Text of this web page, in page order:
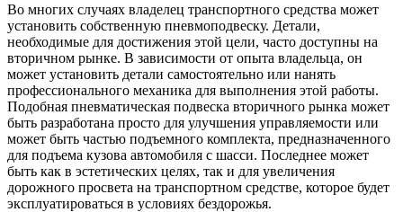
Во многих случаях владелец транспортного средства может
установить собственную пневмоподвеску. Детали,
необходимые для достижения этой цели, часто доступны на
вторичном рынке. В зависимости от опыта владельца, он
может установить детали самостоятельно или нанять
профессионального механика для выполнения этой работы.
Подобная пневматическая подвеска вторичного рынка может
быть разработана просто для улучшения управляемости или
может быть частью подъемного комплекта, предназначенного
для подъема кузова автомобиля с шасси. Последнее может
быть как в эстетических целях, так и для увеличения
дорожного просвета на транспортном средстве, которое будет
эксплуатироваться в условиях бездорожья.